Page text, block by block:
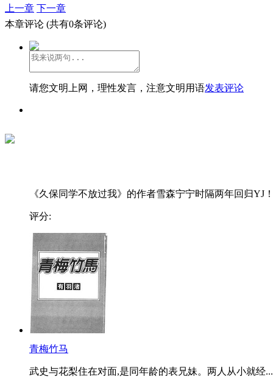
上一章 下一章
本章评论 (共有0条评论)
请您文明上网，理性发言，注意文明用语发表评论
《久保同学不放过我》的作者雪森宁宁时隔两年回归YJ
评分:
青梅竹马
武史与花梨住在对面,是同年龄的表兄妹。两人从小就经...